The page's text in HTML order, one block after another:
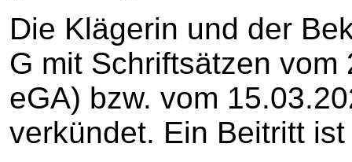
Die Klägerin und der
G mit Schriftsätzen
eGA) bzw. vom
verkündet. Ein Beitritt